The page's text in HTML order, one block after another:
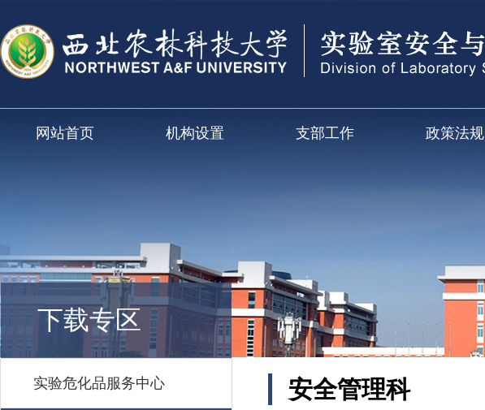
网站首页 机构设置 支部工作 政策法规
下载专区
实验危化品服务中心 安全管理科